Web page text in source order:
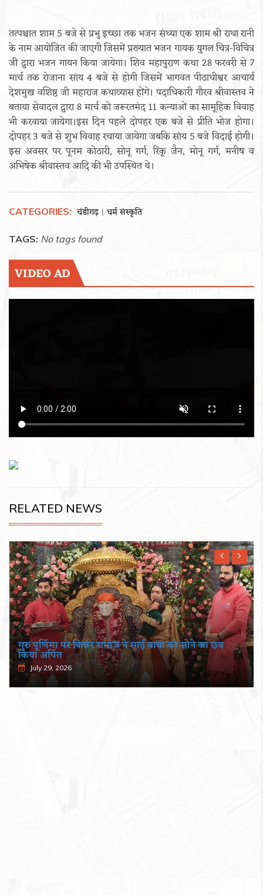
तत्पश्चात शाम 5 बजे से प्रभु इच्छा तक भजन संध्या एक शाम श्री राधा रानी
के नाम आयोजित की जाएगी जिसमें प्रख्यात भजन गायक युगल चित्र-विचित्र
जी द्वारा भजन गायन किया जायेगा। शिव महापुराण कथा 28 फरवरी से 7
मार्च तक रोजाना सांय 4 बजे से होगी जिसमें भागवत पीठाधीश्वर आचार्य
देशमुख वशिष्ठ जी महाराज कथाव्यास होंगे। पदाधिकारी गौरव श्रीवास्तव ने
बताया सेवादल द्वारा 8 मार्च को जरूरतमंद 11 कन्याओं का सामूहिक विवाह
भी करवाया जायेगा।इस दिन पहले दोपहर एक बजे से प्रीति भोज होगा।
दोपहर 3 बजे से शुभ विवाह रचाया जायेगा जबकि सांय 5 बजे विदाई होगी।
इस अवसर पर पूनम कोठारी, सोनू गर्ग, रिंकू जैन, मोनू गर्ग, मनीष व
अभिषेक श्रीवास्तव आदि की भी उपस्थित थे।
CATEGORIES: चंडीगढ़ | धर्म संस्कृति
TAGS: No tags found
VIDEO AD
RELATED NEWS
गुरु पूर्णिमा पर किन्नर समाज ने साईं बाबा को सोने का छत्र
किया अर्पित
July 29, 2026